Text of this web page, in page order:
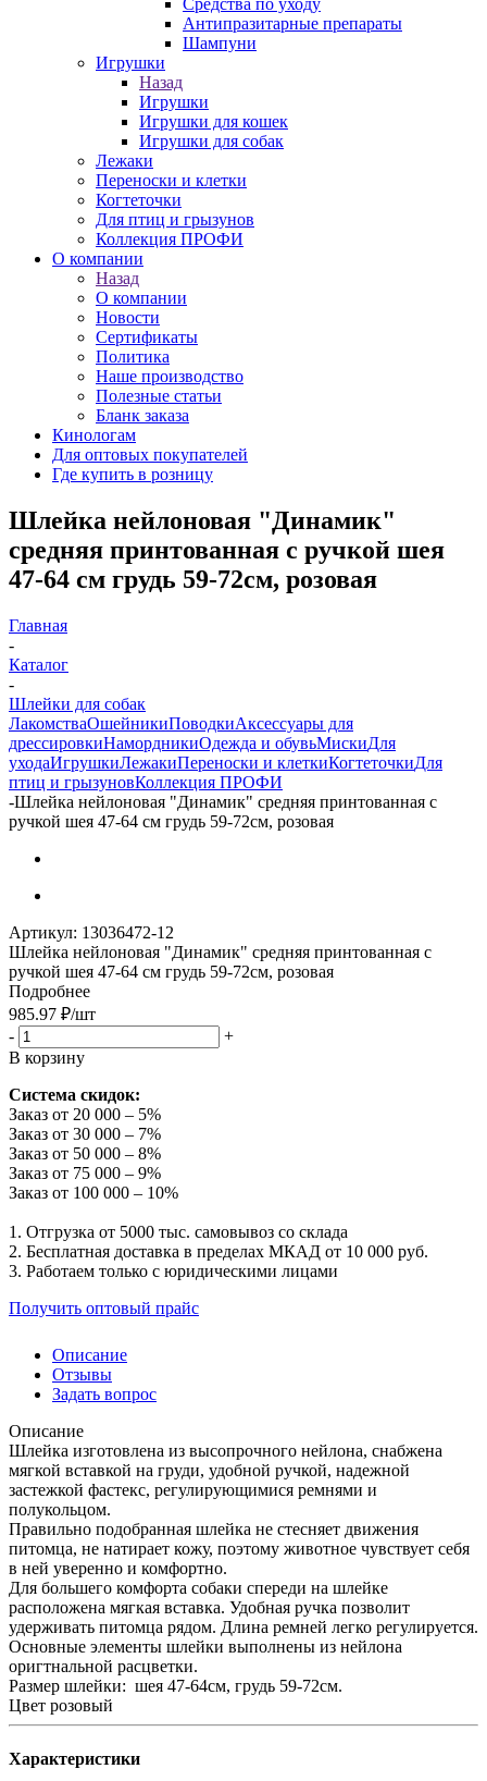
Средства по уходу
Антипразитарные препараты
Шампуни
Игрушки
Назад
Игрушки
Игрушки для кошек
Игрушки для собак
Лежаки
Переноски и клетки
Когтеточки
Для птиц и грызунов
Коллекция ПРОФИ
О компании
Назад
О компании
Новости
Сертификаты
Политика
Наше производство
Полезные статьи
Бланк заказа
Кинологам
Для оптовых покупателей
Где купить в розницу
Шлейка нейлоновая "Динамик"
средняя принтованная с ручкой шея
47-64 см грудь 59-72см, розовая
Главная
-
Каталог
-
Шлейки для собак
ЛакомстваОшейникиПоводкиАксессуары для
дрессировкиНамордникиОдежда и обувьМискиДля
уходаИгрушкиЛежакиПереноски и клеткиКогтеточкиДля
птиц и грызуновКоллекция ПРОФИ
-Шлейка нейлоновая "Динамик" средняя принтованная с
ручкой шея 47-64 см грудь 59-72см, розовая
Артикул: 13036472-12
Шлейка нейлоновая "Динамик" средняя принтованная с
ручкой шея 47-64 см грудь 59-72см, розовая
Подробнее
985.97 ₽/шт
-
+
В корзину
Система скидок:
Заказ от 20 000 – 5%
Заказ от 30 000 – 7%
Заказ от 50 000 – 8%
Заказ от 75 000 – 9%
Заказ от 100 000 – 10%
1. Отгрузка от 5000 тыс. самовывоз со склада
2. Бесплатная доставка в пределах МКАД от 10 000 руб.
3. Работаем только с юридическими лицами
Получить оптовый прайс
Описание
Отзывы
Задать вопрос
Описание
Шлейка изготовлена из высопрочного нейлона, снабжена
мягкой вставкой на груди, удобной ручкой, надежной
застежкой фастекс, регулирующимися ремнями и
полукольцом.
Правильно подобранная шлейка не стесняет движения
питомца, не натирает кожу, поэтому животное чувствует себя
в ней уверенно и комфортно.
Для большего комфорта собаки спереди на шлейке
расположена мягкая вставка. Удобная ручка позволит
удерживать питомца рядом. Длина ремней легко регулируется.
Основные элементы шлейки выполнены из нейлона
оригтнальной расцветки.
Размер шлейки: шея 47-64см, грудь 59-72см.
Цвет розовый
Характеристики